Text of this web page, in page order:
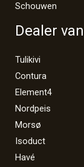
Schouwen
Dealer van
Tulikivi
Contura
Element4
Nordpeis
Morsø
Isoduct
Havé